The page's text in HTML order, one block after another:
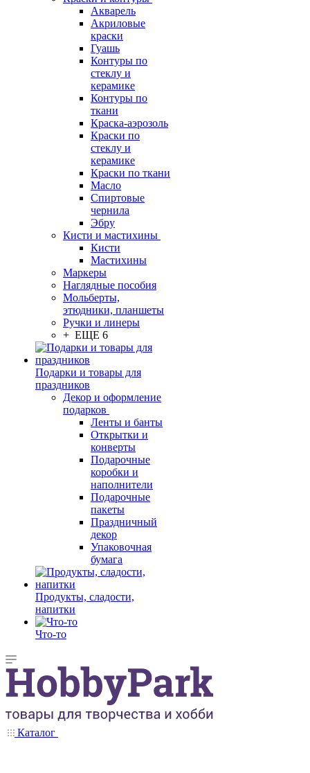
Акварель
Акриловые
краски
Гуашь
Контуры по
стеклу и
керамике
Контуры по
ткани
Краска-аэрозоль
Краски по
стеклу и
керамике
Краски по ткани
Масло
Спиртовые
чернила
Эбру
Кисти и мастихины
Кисти
Мастихины
Маркеры
Наглядные пособия
Мольберты,
этюдники, планшеты
Ручки и линеры
+ ЕЩЕ 6
Подарки и товары для
праздников
Декор и оформление
подарков
Ленты и банты
Открытки и
конверты
Подарочные
коробки и
наполнители
Подарочные
пакеты
Праздничный
декор
Упаковочная
бумага
Продукты, сладости,
напитки
Что-то
Каталог